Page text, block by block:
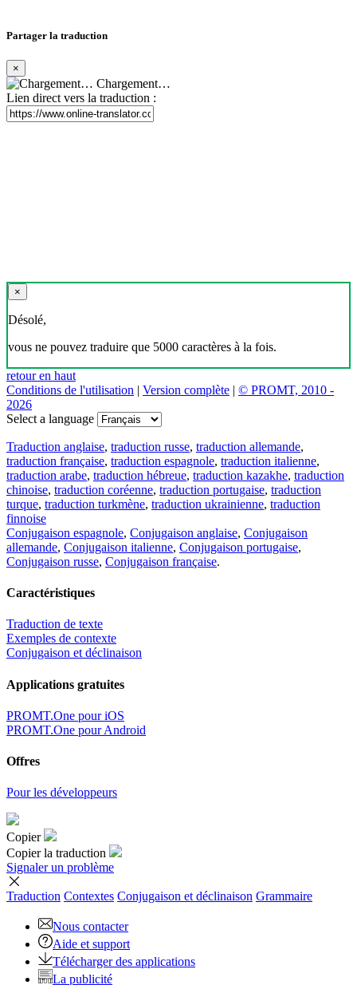
Partager la traduction
×
Chargement…
Lien direct vers la traduction :
×
Désolé,
vous ne pouvez traduire que 5000 caractères à la fois.
retour en haut
Conditions de l'utilisation | Version complète | © PROMT, 2010 -
2026
Select a language
Traduction anglaise, traduction russe, traduction allemande,
traduction française, traduction espagnole, traduction italienne,
traduction arabe, traduction hébreue, traduction kazakhe, traduction
chinoise, traduction coréenne, traduction portugaise, traduction
turque, traduction turkmène, traduction ukrainienne, traduction
finnoise
Conjugaison espagnole, Conjugaison anglaise, Conjugaison
allemande, Conjugaison italienne, Conjugaison portugaise,
Conjugaison russe, Conjugaison française.
Caractéristiques
Traduction de texte
Exemples de contexte
Conjugaison et déclinaison
Applications gratuites
PROMT.One pour iOS
PROMT.One pour Android
Offres
Pour les développeurs
Copier
Copier la traduction
Signaler un problème
Traduction Contextes Conjugaison et déclinaison Grammaire
Nous contacter
Aide et support
Télécharger des applications
La publicité